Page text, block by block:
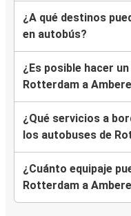
¿A qué destinos
en autobús?
¿Es posible hacer
Rotterdam a
¿Qué servicios a
los autobuses de
¿Cuánto equipaje
Rotterdam a